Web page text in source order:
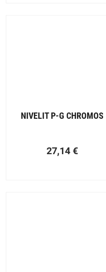
NIVELIT P-G CHROMOS
27,14 €